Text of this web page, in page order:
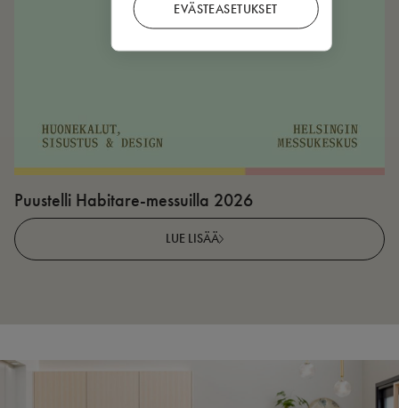
EVÄSTEASETUKSET
Puustelli Habitare-messuilla 2026
LUE LISÄÄ